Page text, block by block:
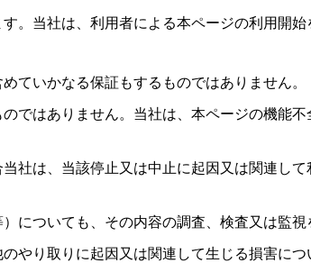
。当社は、利用者による本ページの利用開
ていかなる保証もするものではありません。
ではありません。当社は、本ページの機能
社は、当該停止又は中止に起因又は関連し
についても、その内容の調査、検査又は監視
やり取りに起因又は関連して生じる損害につ